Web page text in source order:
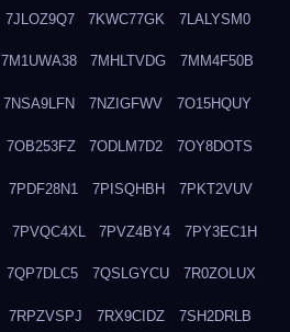
7JLOZ9Q7 7KWC77GK 7LALYSM0
7M1UWA38 7MHLTVDG 7MM4F50B
7NSA9LFN 7NZIGFWV 7O15HQUY
7OB253FZ 7ODLM7D2 7OY8DOTS
7PDF28N1 7PISQHBH 7PKT2VUV
7PVQC4XL 7PVZ4BY4 7PY3EC1H
7QP7DLC5 7QSLGYCU 7R0ZOLUX
7RPZVSPJ 7RX9CIDZ 7SH2DRLB